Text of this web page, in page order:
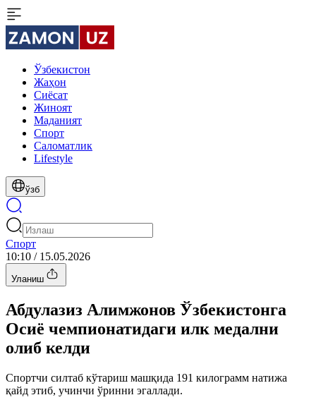
Ўзбекистон
Жаҳон
Сиёсат
Жиноят
Маданият
Спорт
Cаломатлик
Lifestyle
ўзб
Спорт
10:10 / 15.05.2026
Уланиш
Абдулазиз Алимжонов Ўзбекистонга
Осиё чемпионатидаги илк медални
олиб келди
Спортчи силтаб кўтариш машқида 191 килограмм натижа
қайд этиб, учинчи ўринни эгаллади.